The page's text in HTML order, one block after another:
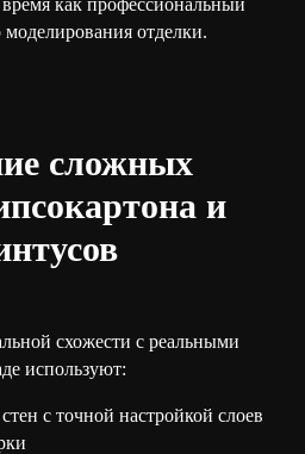
как профессиональный
отделки.
сложных
и
схожести с реальными
используют:
с точной настройкой слоев